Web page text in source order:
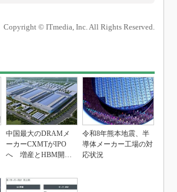
Copyright © ITmedia, Inc. All Rights Reserved.
中国最大のDRAMメ
ーカーCXMTがIPO
へ 増産とHBM開発
令和8年熊本地震、半
導体メーカー工場の対
応状況